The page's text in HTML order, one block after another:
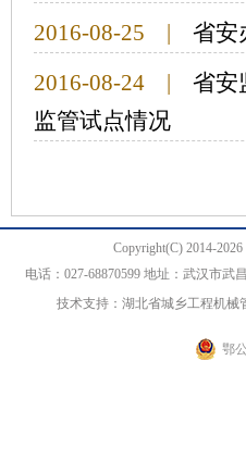
2016-08-25
|
省安
2016-08-24
|
省安
监管试点情况
Copyright(C) 2014-
电话：027-68870599 地址：武汉市
技术支持：湖北省城乡工程机
鄂